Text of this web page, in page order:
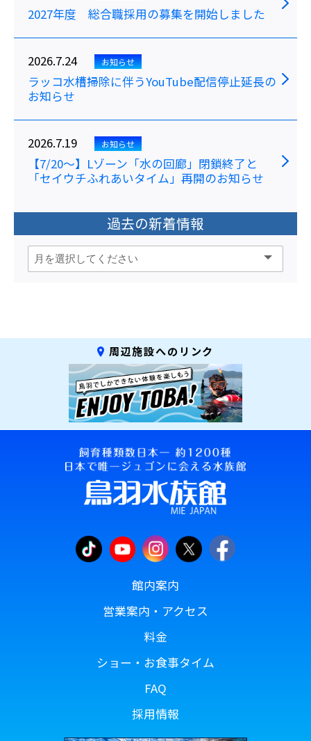
2027年度 総合職採用の募集を開始しました
2026.7.24 お知らせ
ラッコ水槽掃除に伴うYouTube配信停止延長の
お知らせ
2026.7.19 お知らせ
【7/20～】Lゾーン「水の回廊」閉鎖終了と
「セイウチふれあいタイム」再開のお知らせ
過去の新着情報
周辺施設へのリンク
館内案内
営業案内・アクセス
料金
ショー・お食事タイム
FAQ
採用情報